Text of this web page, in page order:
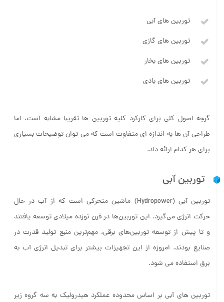
توربین های آبی
توربین های گازی
توربین های بخار
توربین های بادی
گرچه اصول کلی برای کارکرد کلیه توربین ها تقریبا مشابه است، اما
طراحی آن ها به اندازه ای متفاوت است که می توان توضیحات بسیاری
برای هر کدام ارائه داد.
توربین آبی
توربین آبی (Hydropower) ماشین متحرکی است که از آب در حال
حرکت انرژی می‌گیرد. این توربین‌ها در قرن نوزده میلادی توسعه یافتند
و تا پیش از توسعه توربین‌های برقی، مهم‌ترین منبع تولید قدرت در
صنایع بودند. امروزه از این تجهیزات بیشتر برای تبدیل انرژی آب به
برق استفاده می شود.
توربین ­های آبی بر اساس محدوده عملکرد هیدرولیک به سه گروه زیر